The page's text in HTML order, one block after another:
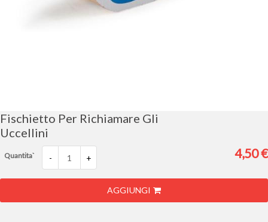
galleria
di
immagini
Fischietto Per Richiamare Gli
Uccellini
Quantita` - +
AGGIUNGI
4,50 €